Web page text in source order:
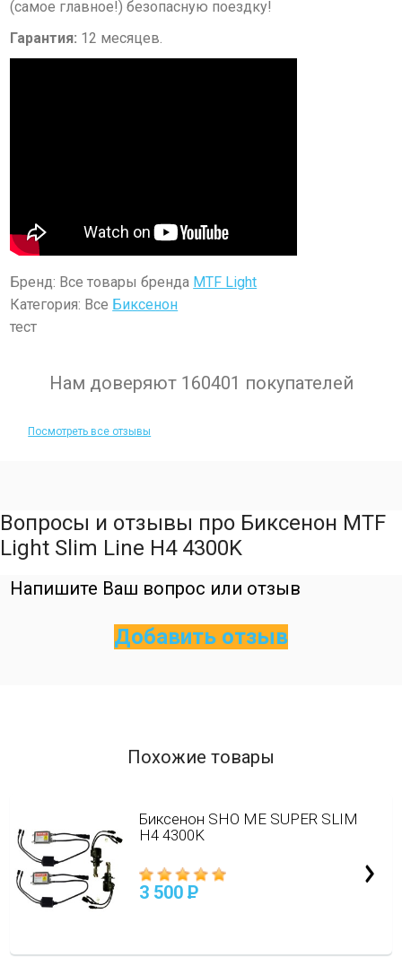
(самое главное!) безопасную поездку!
Гарантия: 12 месяцев.
Бренд: Все товары бренда MTF Light
Категория: Все Биксенон
тест
Нам доверяют 160401 покупателей
Посмотреть все отзывы
Вопросы и отзывы про Биксенон MTF
Light Slim Line H4 4300K
Напишите Ваш вопрос или отзыв
Добавить отзыв
Похожие товары
Биксенон SHO ME SUPER SLIM
H4 4300K
3 500 P